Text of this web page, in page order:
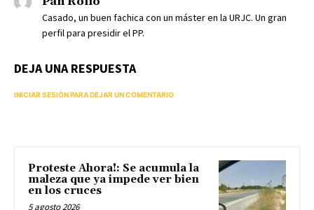
Casado, un buen fachica con un máster en la URJC. Un gran
perfil para presidir el PP.
DEJA UNA RESPUESTA
INICIAR SESIÓN PARA DEJAR UN COMENTARIO
Proteste Ahora!: Se acumula la
maleza que ya impede ver bien
en los cruces
5 agosto 2026